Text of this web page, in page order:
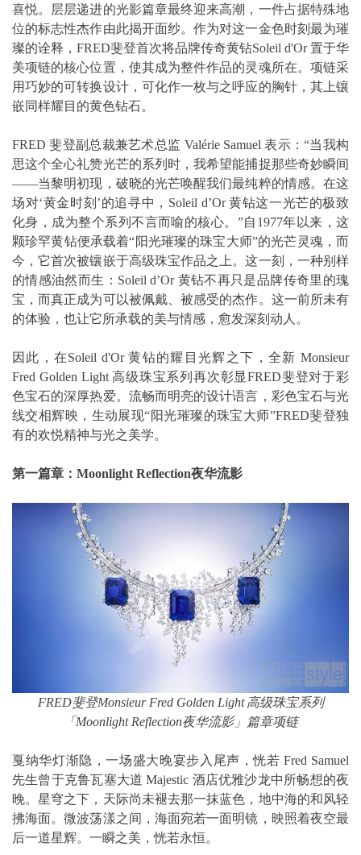
喜悦。层层递进的光影篇章最终迎来高潮，一件占据特殊地
位的标志性杰作由此揭开面纱。作为对这一金色时刻最为璀
璨的诠释，FRED斐登首次将品牌传奇黄钻Soleil d'Or 置于华
美项链的核心位置，使其成为整件作品的灵魂所在。项链采
用巧妙的可转换设计，可化作一枚与之呼应的胸针，其上镶
嵌同样耀目的黄色钻石。
FRED 斐登副总裁兼艺术总监 Valérie Samuel 表示：“当我构
思这个全心礼赞光芒的系列时，我希望能捕捉那些奇妙瞬间
——当黎明初现，破晓的光芒唤醒我们最纯粹的情感。在这
场对‘黄金时刻’的追寻中，Soleil d’Or 黄钻这一光芒的极致
化身，成为整个系列不言而喻的核心。”自1977年以来，这
颗珍罕黄钻便承载着“阳光璀璨的珠宝大师”的光芒灵魂，而
今，它首次被镶嵌于高级珠宝作品之上。这一刻，一种别样
的情感油然而生：Soleil d’Or 黄钻不再只是品牌传奇里的瑰
宝，而真正成为可以被佩戴、被感受的杰作。这一前所未有
的体验，也让它所承载的美与情感，愈发深刻动人。
因此，在Soleil d'Or 黄钻的耀目光辉之下，全新 Monsieur
Fred Golden Light 高级珠宝系列再次彰显FRED斐登对于彩
色宝石的深厚热爱。流畅而明亮的设计语言，彩色宝石与光
线交相辉映，生动展现“阳光璀璨的珠宝大师”FRED斐登独
有的欢悦精神与光之美学。
第一篇章： Moonlight Reflection夜华流影
FRED斐登Monsieur Fred Golden Light 高级珠宝系列
「 Moonlight Reflection夜华流影」篇章项链
戛纳华灯渐隐，一场盛大晚宴步入尾声，恍若 Fred Samuel
先生曾于克鲁瓦塞大道 Majestic 酒店优雅沙龙中所畅想的夜
晚。星穹之下，天际尚未褪去那一抹蓝色，地中海的和风轻
拂海面。微波荡漾之间，海面宛若一面明镜，映照着夜空最
后一道星辉。一瞬之美，恍若永恒。